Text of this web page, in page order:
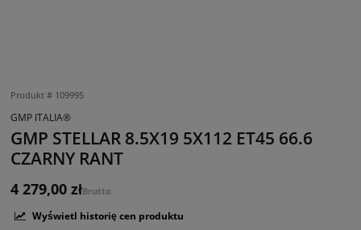
Produkt # 109995
GMP ITALIA®
GMP STELLAR 8.5X19 5X112 ET45 66.6
CZARNY RANT
4 279,00 złBrutto
Wyświetl historię cen produktu